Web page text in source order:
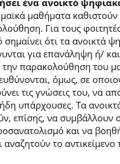
ένα ανοικτό
μαθήματα καθιστούν
Για τους
ότι τα ανοικτά
για επανάληψη ή/ και
την παρακολούθηση του
όμως, σε
τις γνώσεις του, να
υπάρχουσες. Τα
επίσης, να συμβάλλουν
και να
αναζητούν το